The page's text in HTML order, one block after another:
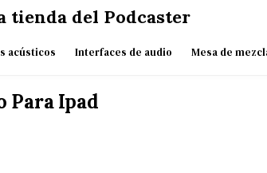
tienda del Podcaster
acústicos Interfaces de audio Mesa de
Para Ipad